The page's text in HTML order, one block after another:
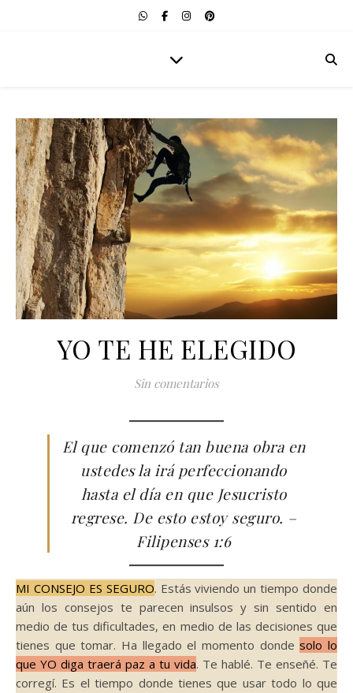
YO TE HE ELEGIDO
Sin comentarios
El que comenzó tan buena obra en
ustedes la irá perfeccionando
hasta el día en que Jesucristo
regrese. De esto estoy seguro. –
Filipenses 1:6
MI CONSEJO ES SEGURO. Estás viviendo un tiempo donde
aún los consejos te parecen insulsos y sin sentido en
medio de tus dificultades, en medio de las decisiones que
tienes que tomar. Ha llegado el momento dondesolo lo
que YO diga traerá paz a tu vida. Te hablé. Te enseñé. Te
corregí. Es el tiempo donde tienes que usar todo lo que